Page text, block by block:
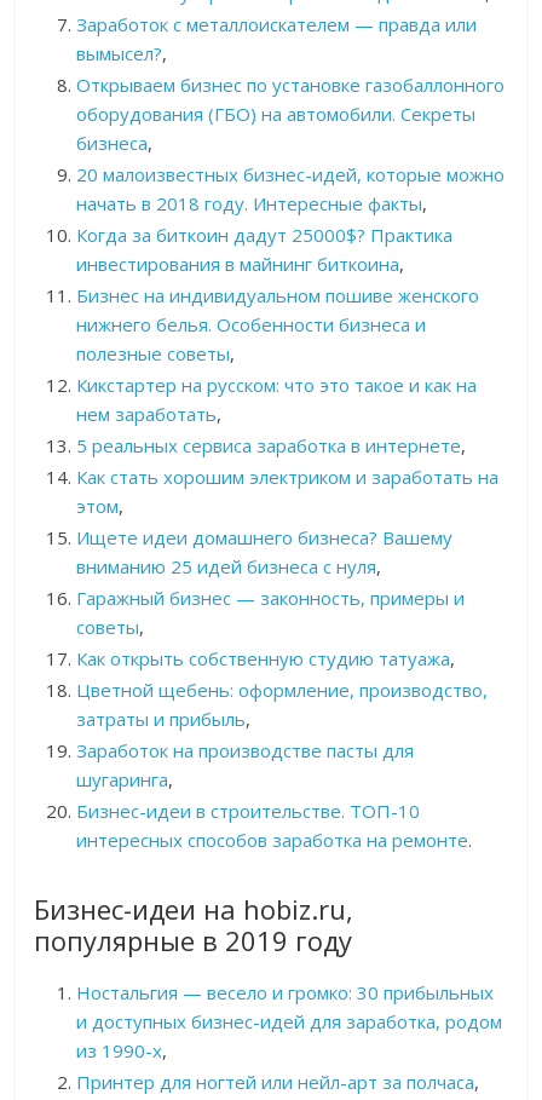
Заработок с металлоискателем — правда или
вымысел?,
Открываем бизнес по установке газобаллонного
оборудования (ГБО) на автомобили. Секреты
бизнеса,
20 малоизвестных бизнес-идей, которые можно
начать в 2018 году. Интересные факты,
Когда за биткоин дадут 25000$? Практика
инвестирования в майнинг биткоина,
Бизнес на индивидуальном пошиве женского
нижнего белья. Особенности бизнеса и
полезные советы,
Кикстартер на русском: что это такое и как на
нем заработать,
5 реальных сервиса заработка в интернете,
Как стать хорошим электриком и заработать на
этом,
Ищете идеи домашнего бизнеса? Вашему
вниманию 25 идей бизнеса с нуля,
Гаражный бизнес — законность, примеры и
советы,
Как открыть собственную студию татуажа,
Цветной щебень: оформление, производство,
затраты и прибыль,
Заработок на производстве пасты для
шугаринга,
Бизнес-идеи в строительстве. ТОП-10
интересных способов заработка на ремонте.
Бизнес-идеи на hobiz.ru,
популярные в 2019 году
Ностальгия — весело и громко: 30 прибыльных
и доступных бизнес-идей для заработка, родом
из 1990-х,
Принтер для ногтей или нейл-арт за полчаса,